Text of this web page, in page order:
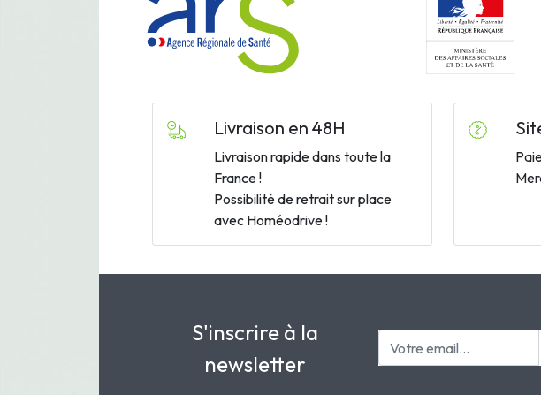
Livraison en 48H
Livraison rapide dans toute la
France !
Possibilité de retrait sur place
avec Homéodrive !
S'inscrire à la
newsletter